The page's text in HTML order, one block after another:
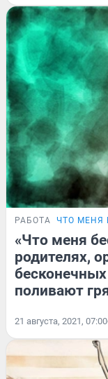
РАБОТА ЧТО МЕНЯ
«Что меня
родителях,
поливают
21 августа, 2021, 07:00